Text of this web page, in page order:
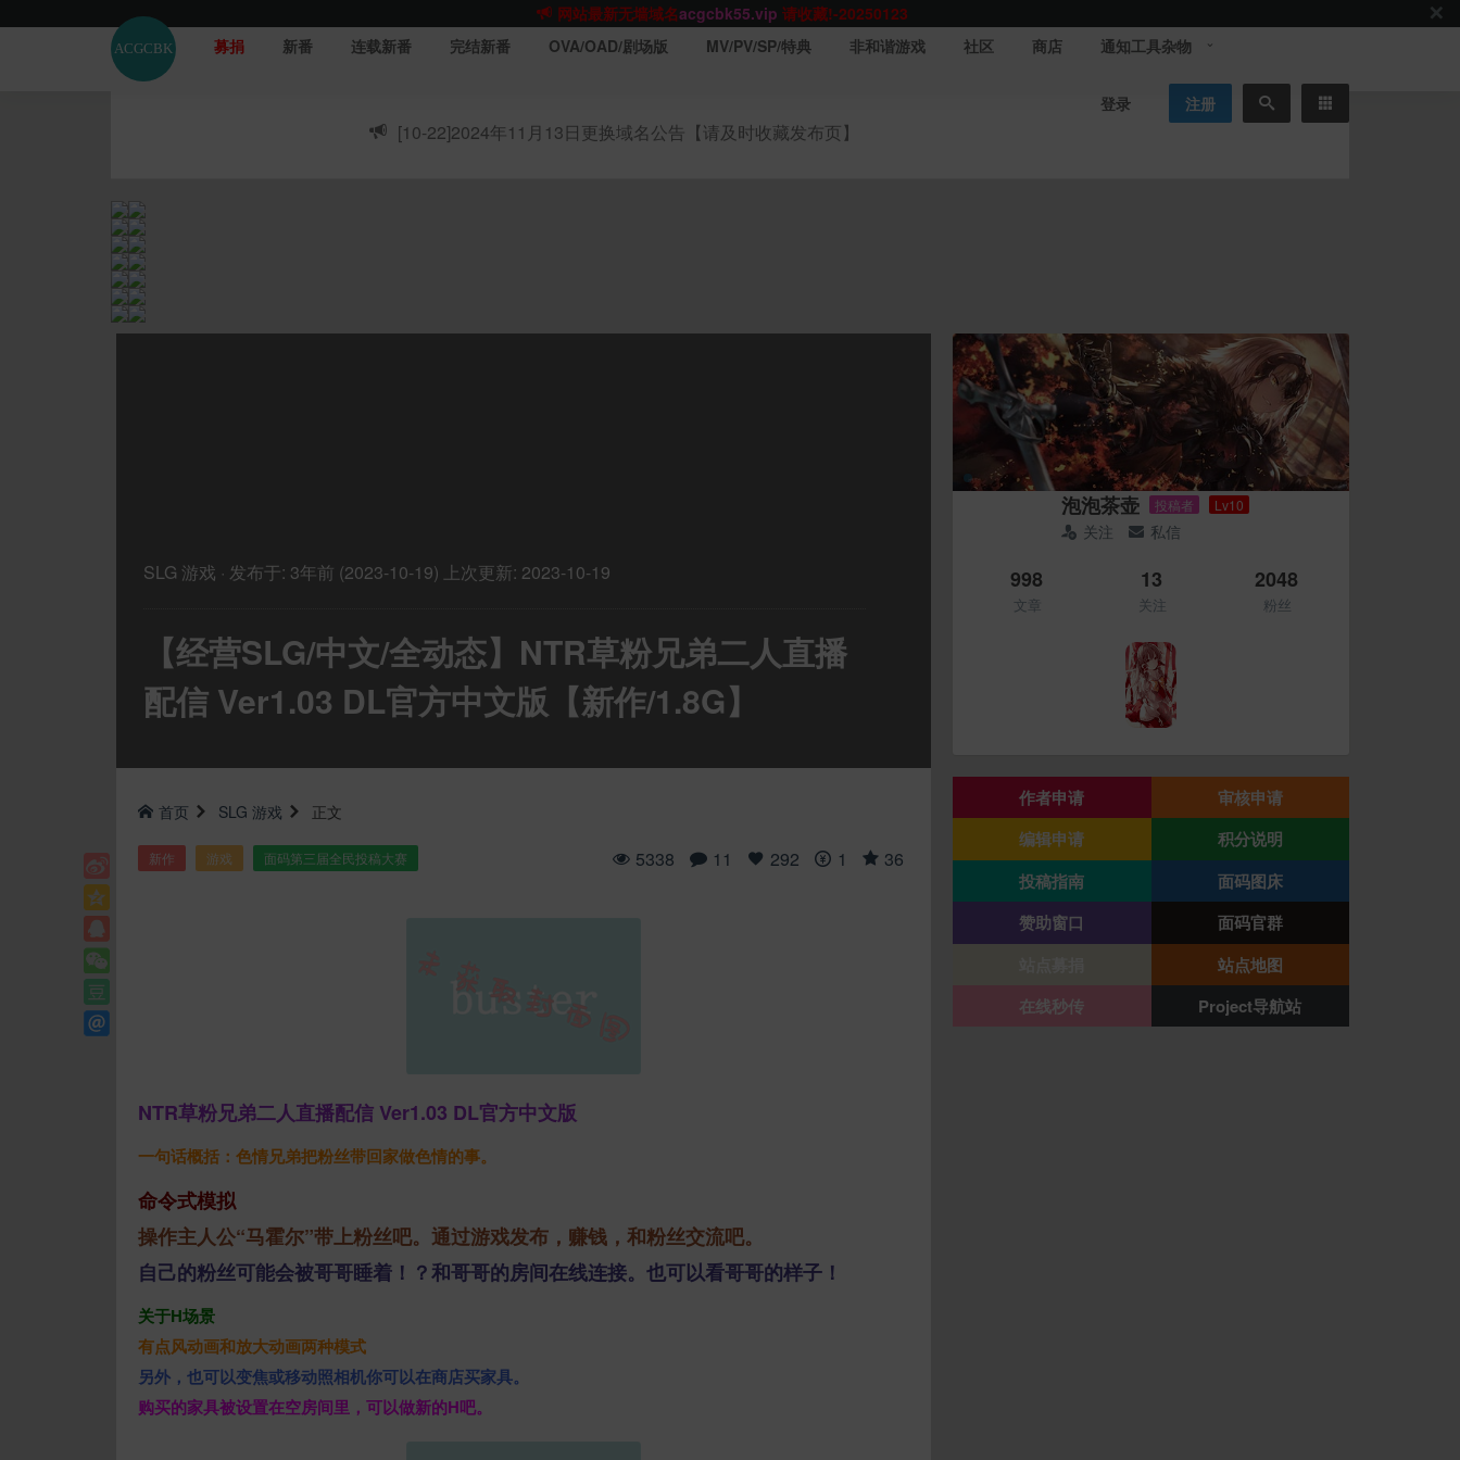
网站TG群聊t.me/acgbuster请收藏!
ACGCBK官方App
点击下载永不迷路！
ACGCBK官方App
点击下载 永不迷路！
募捐 新番 连载新番 完结新番 OVA/OAD/剧场版 MV/PV/SP/特典 非和谐游戏 社区 商店 通知工具杂物
登录 注册
[10-22]2024年11月13日更换域名公告【请及时收藏发布页】
SLG 游戏 · 发布于: 3年前 (2023-10-19) 上次更新: 2023-10-19
【经营SLG/中文/全动态】NTR草粉兄弟二人直播
配信 Ver1.03 DL官方中文版【新作/1.8G】
首页 SLG 游戏 正文
新作 游戏 面码第三届全民投稿大赛 5338 11 292 1 36
NTR草粉兄弟二人直播配信 Ver1.03 DL官方中文版
一句话概括：色情兄弟把粉丝带回家做色情的事。
命令式模拟
操作主人公“马霍尔”带上粉丝吧。通过游戏发布，赚钱，和粉丝交流吧。
自己的粉丝可能会被哥哥睡着！？和哥哥的房间在线连接。也可以看哥哥的样子！
关于H场景
有点风动画和放大动画两种模式
另外，也可以变焦或移动照相机你可以在商店买家具。
购买的家具被设置在空房间里，可以做新的H吧。
泡泡茶壶 投稿者 Lv10
关注 私信
998
文章
13
关注
2048
粉丝
作者申请
审核申请
编辑申请
积分说明
投稿指南
面码图床
赞助窗口
面码官群
站点地图
在线秒传
Project导航站